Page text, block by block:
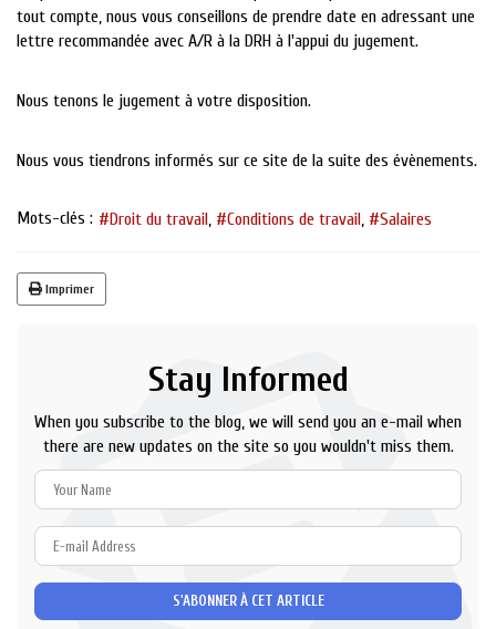
tout compte, nous vous conseillons de prendre date en adressant une
lettre recommandée avec A/R à la DRH à l'appui du jugement.
Nous tenons le jugement à votre disposition.
Nous vous tiendrons informés sur ce site de la suite des évènements.
Mots-clés : Droit du travail Conditions de travail Salaires
Imprimer
Stay Informed
When you subscribe to the blog, we will send you an e-mail when
there are new updates on the site so you wouldn't miss them.
Name
mail
Address
S'ABONNER À CET ARTICLE